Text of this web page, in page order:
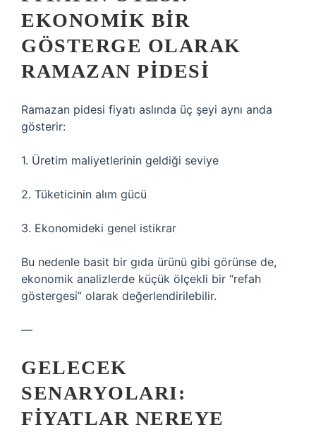
EKONOMIK BIR
GÖSTERGE OLARAK
RAMAZAN PIDESI
Ramazan pidesi fiyatı aslında üç şeyi aynı anda
gösterir:
1. Üretim maliyetlerinin geldiği seviye
2. Tüketicinin alım gücü
3. Ekonomideki genel istikrar
Bu nedenle basit bir gıda ürünü gibi görünse de,
ekonomik analizlerde küçük ölçekli bir “refah
göstergesi” olarak değerlendirilebilir.
—
GELECEK
SENARYOLARI:
FIYATLAR NEREYE